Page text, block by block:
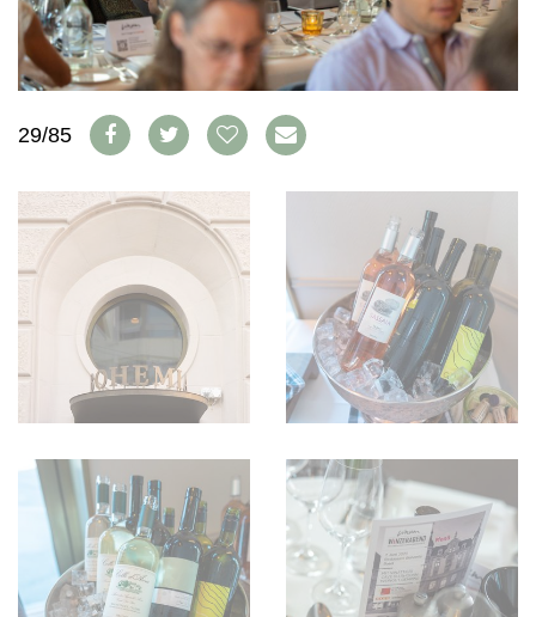
ABO
AUSGABE
ARCHIV
VORTEILSWELT
BÜCHER
WEINSZENE
PORTRAITS
VINOPHILES
ANMELDEN
AWARDS
GEWINNSPIELE
VORTEILSWELT
TRINKREIFETABELLE
ABO
WINE TRADE CLUB
REDAKTION
JOBS
WERBUNG
IMPRESSUM
AGB & DATENSCHUTZ
FAQ
29/85